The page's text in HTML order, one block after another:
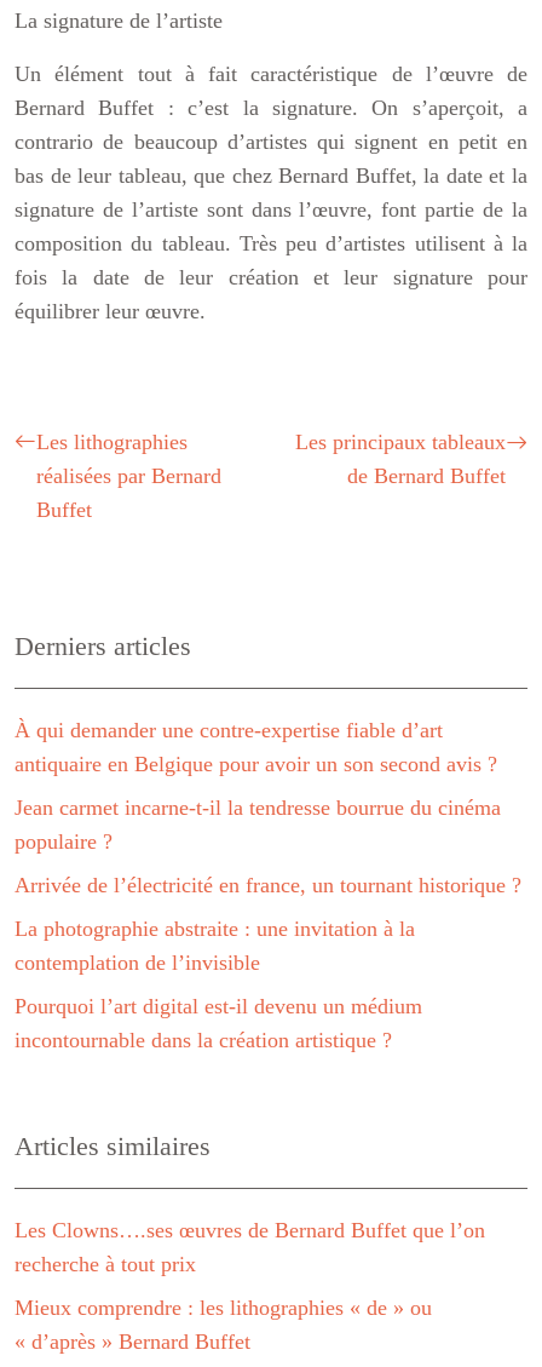
La signature de l’artiste
Un élément tout à fait caractéristique de l’œuvre de
Bernard Buffet : c’est la signature. On s’aperçoit, a
contrario de beaucoup d’artistes qui signent en petit en
bas de leur tableau, que chez Bernard Buffet, la date et la
signature de l’artiste sont dans l’œuvre, font partie de la
composition du tableau. Très peu d’artistes utilisent à la
fois la date de leur création et leur signature pour
équilibrer leur œuvre.
Les lithographies
réalisées par Bernard
Buffet
Les principaux tableaux
de Bernard Buffet
Derniers articles
À qui demander une contre-expertise fiable d’art
antiquaire en Belgique pour avoir un son second avis ?
Jean carmet incarne-t-il la tendresse bourrue du cinéma
populaire ?
Arrivée de l’électricité en france, un tournant historique ?
La photographie abstraite : une invitation à la
contemplation de l’invisible
Pourquoi l’art digital est-il devenu un médium
incontournable dans la création artistique ?
Articles similaires
Les Clowns….ses œuvres de Bernard Buffet que l’on
recherche à tout prix
Mieux comprendre : les lithographies « de » ou
« d’après » Bernard Buffet